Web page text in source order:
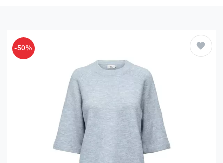
-50%